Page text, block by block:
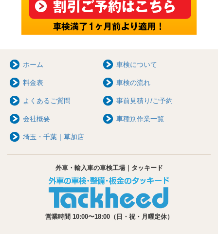
ホーム 車検について
料金表 車検の流れ
よくあるご質問 事前見積り/ご予約
会社概要 車種別作業一覧
埼玉・千葉｜草加店
外車・輸入車の車検工場｜タッキード
営業時間 10:00〜18:00（日・祝・月曜定休）